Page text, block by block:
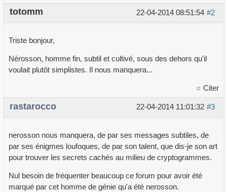
#2
22-04-2014 08:51:54
totomm
Triste bonjour,
Nérosson, homme fin, subtil et cultivé, sous des dehors qu'il
voulait plutôt simplistes. Il nous manquera...
Citer
#3
22-04-2014 11:01:32
rastarocco
nerosson nous manquera, de par ses messages subtiles, de
par ses énigmes loufoques, de par son talent, que dis-je son art
pour trouver les secrets cachés au milieu de cryptogrammes.
Nul besoin de fréquenter beaucoup ce forum pour avoir été
marqué par cet homme de génie qu'a été nerosson.